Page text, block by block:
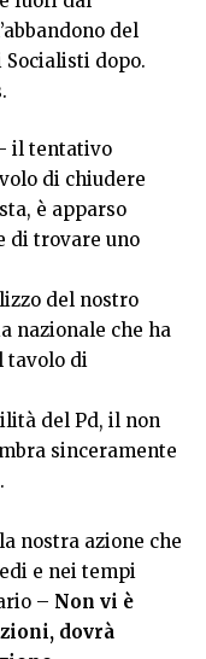
del
Socialisti dopo.
il tentativo
di chiudere
è apparso
di trovare uno
del nostro
nazionale che ha
tavolo di
del Pd, il non
sinceramente
nostra azione che
e nei tempi
– Non vi è
dovrà